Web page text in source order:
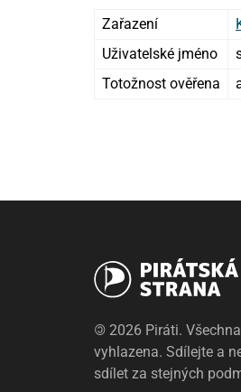
Zařazení
Uživatelské jméno
Totožnost ověřena
© 2026 Piráti.
vyhlazena. Sdílejte a
sdílet za stejných